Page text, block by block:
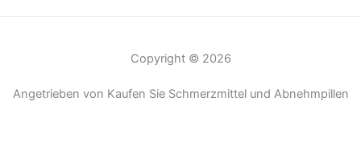
Copyright © 2026
Angetrieben von Kaufen Sie Schmerzmittel und Abnehmpillen